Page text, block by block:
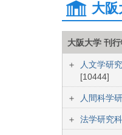
大阪
大阪大学 刊
人文学研
[10444]
人間科学
法学研究科